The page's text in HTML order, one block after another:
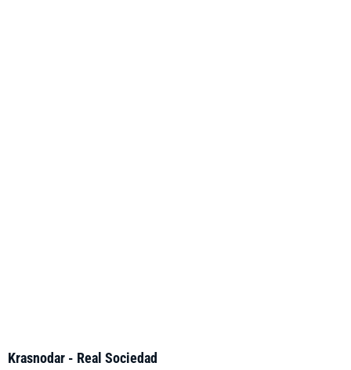
Krasnodar - Real Sociedad